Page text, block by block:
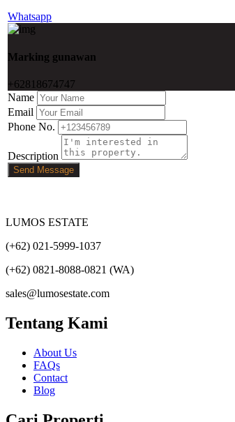
Whatsapp
Marking gunawan
+62818674747
Name
Email
Phone No.
Description
Send Message
LUMOS ESTATE
(+62) 021-5999-1037
(+62) 0821-8088-0821 (WA)
sales@lumosestate.com
Tentang Kami
About Us
FAQs
Contact
Blog